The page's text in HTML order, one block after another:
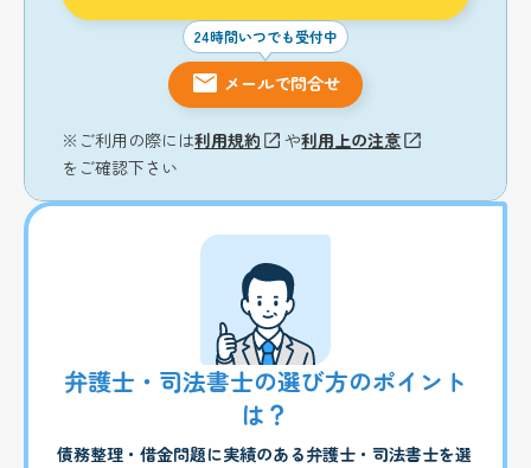
24時間いつでも受付中
メールで問合せ
※ご利用の際には利用規約 や利用上の注意
をご確認下さい
弁護士・司法書士の選び方のポイント
は？
債務整理・借金問題に実績のある弁護士・司法書士を選